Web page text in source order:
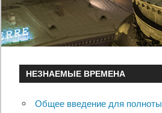
НЕЗНАЕМЫЕ ВРЕМЕНА
Общее введение для полноты